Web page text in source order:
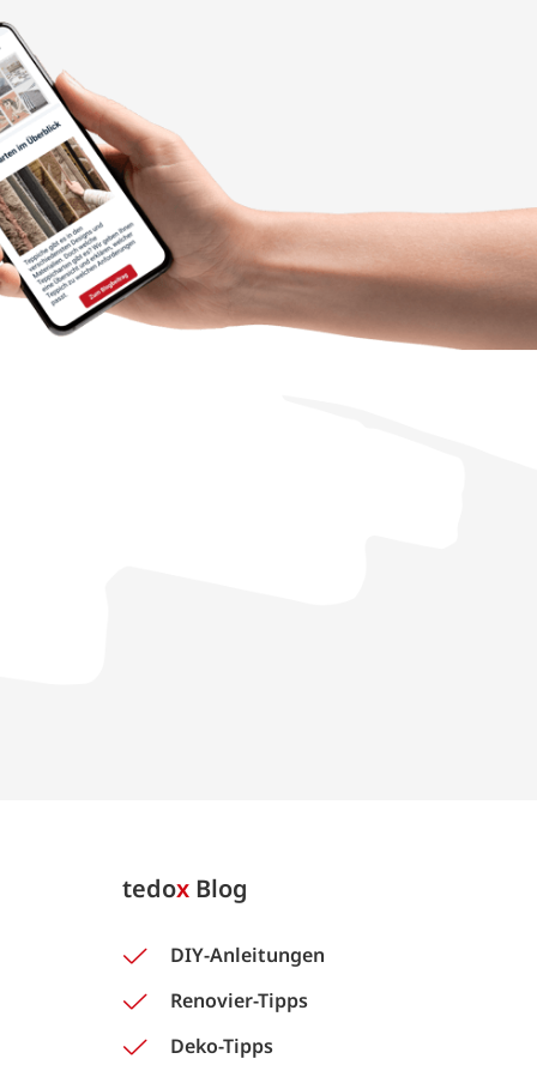
tedox Blog
DIY-Anleitungen
Renovier-Tipps
Deko-Tipps